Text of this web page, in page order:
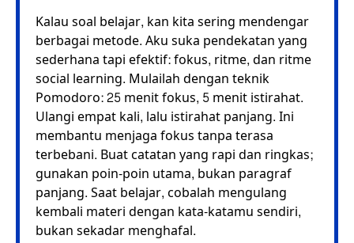
Kalau soal belajar, kan kita sering mendengar
berbagai metode. Aku suka pendekatan yang
sederhana tapi efektif: fokus, ritme, dan ritme
social learning. Mulailah dengan teknik
Pomodoro: 25 menit fokus, 5 menit istirahat.
Ulangi empat kali, lalu istirahat panjang. Ini
membantu menjaga fokus tanpa terasa
terbebani. Buat catatan yang rapi dan ringkas;
gunakan poin-poin utama, bukan paragraf
panjang. Saat belajar, cobalah mengulang
kembali materi dengan kata-katamu sendiri,
bukan sekadar menghafal.